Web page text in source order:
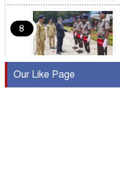
৪
৫
Our Like Page